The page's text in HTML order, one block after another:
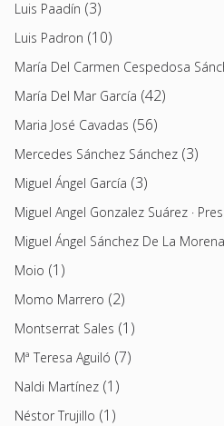
Luis Paadín (3)
Luis Padron (10)
María Del Carmen Cespedosa
María Del Mar García (42)
Maria José Cavadas (56)
Mercedes Sánchez Sánchez (3)
Miguel Ángel García (3)
Miguel Angel Gonzalez Suárez ·
Miguel Ángel Sánchez De La
Moio (1)
Momo Marrero (2)
Montserrat Sales (1)
Mª Teresa Aguiló (7)
Naldi Martínez (1)
Néstor Trujillo (1)